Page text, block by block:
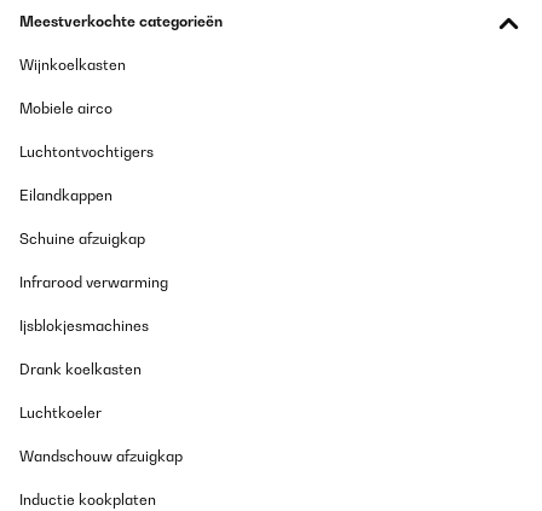
Meestverkochte categorieën
Wijnkoelkasten
Mobiele airco
Luchtontvochtigers
Eilandkappen
Schuine afzuigkap
Infrarood verwarming
Ijsblokjesmachines
Drank koelkasten
Luchtkoeler
Wandschouw afzuigkap
Inductie kookplaten